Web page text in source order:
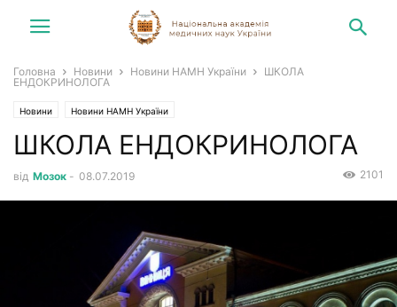
Головна Новини Новини НАМН України
ШКОЛА
ЕНДОКРИНОЛОГА
Новини Новини НАМН України
ШКОЛА ЕНДОКРИНОЛОГА
від Мозок - 08.07.2019 2101